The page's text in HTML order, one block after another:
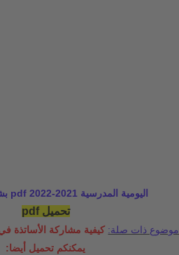
اليومية المدرسية 2021-2022 pdf بشكل احترافي
تحميل pdf
موضوع ذات صلة: كيفية مشاركة الأساتذة في
يمكنكم تحميل أيضا: